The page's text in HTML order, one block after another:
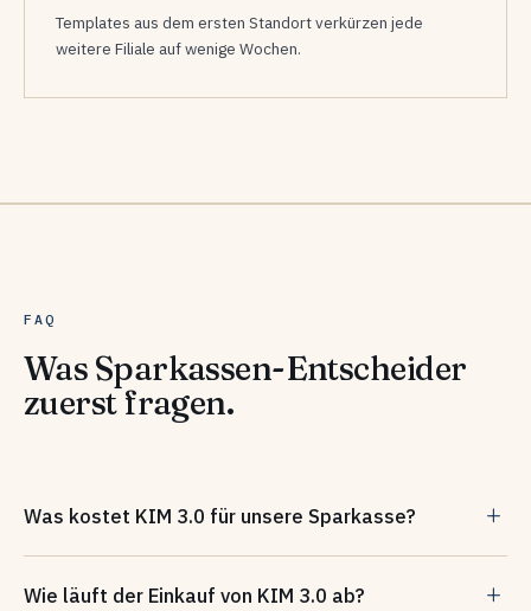
Templates aus dem ersten Standort verkürzen jede
weitere Filiale auf wenige Wochen.
FAQ
Was Sparkassen-Entscheider
zuerst fragen.
Was kostet KIM 3.0 für unsere Sparkasse?
Informatik verhandelt, liegt die Basislizenz inklusive Support
Wie läuft der Einkauf von KIM 3.0 ab?